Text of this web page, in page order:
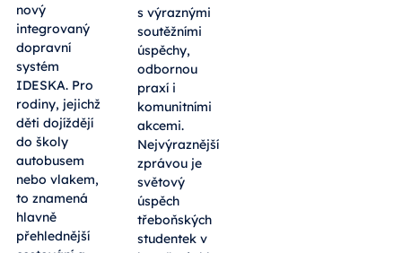
nový
integrovaný
dopravní
systém
IDESKA. Pro
rodiny, jejichž
děti dojíždějí
do školy
autobusem
nebo vlakem,
to znamená
hlavně
přehlednější
s výraznými
soutěžními
úspěchy,
odbornou
praxí i
komunitními
akcemi.
Nejvýraznější
zprávou je
světový
úspěch
třeboňských
studentek v